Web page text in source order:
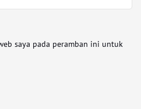
saya pada peramban ini untuk